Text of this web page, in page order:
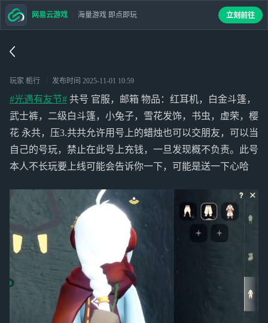
玩家 栀行 发布时间 2025-11-01 10:59
#光遇有友节# 共号 官服，邮箱 物品：红耳机，白金斗篷，
武士裤，二级白斗篷，小兔子，雪花发饰，书虫，虚荣，樱
花 永共，压3.共共允许用号上的蜡烛也可以交朋友，可以当
自己的号玩，禁止在此号上充钱，一旦发现概不负责。此号
本人不长玩要上线可能会告诉你一下，可能是送一下心哈
网易云游戏 海量游戏 即点即玩 立刻前往